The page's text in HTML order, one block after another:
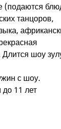
(подаются
танцоров,
шоу
с шоу.
до 11 лет